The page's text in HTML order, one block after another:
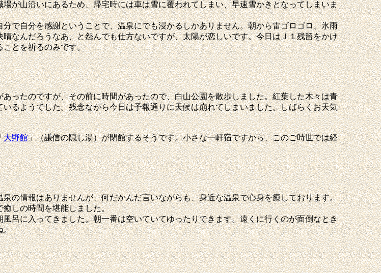
山沿いにあるため、帰宅時には車は雪に覆われてしまい、早速雪かきとなってしまいま
自分を感謝ということで、温泉にでも浸かるしかありません。朝から雷ゴロゴロ、氷雨
なんだろうなあ、と怨んでも仕方ないですが、太陽が恋しいです。今日はＪ１残留をかけ
ことを祈るのみです。
たのですが、その前に時間があったので、白山公園を散歩しました。紅葉した木々は青
るようでした。残念ながら今日は予報通りに天候は崩れてしまいました。しばらくお天気
大野館」（謙信の隠し湯）が閉館するそうです。小さな一軒宿ですから、このご時世では経
情報はありませんが、何だかんだ言いながらも、身近な温泉で心身を癒しております。
しの時間を堪能しました。
に入ってきました。朝一番は空いていてゆったりできます。遠くに行くのが面倒なとき
。